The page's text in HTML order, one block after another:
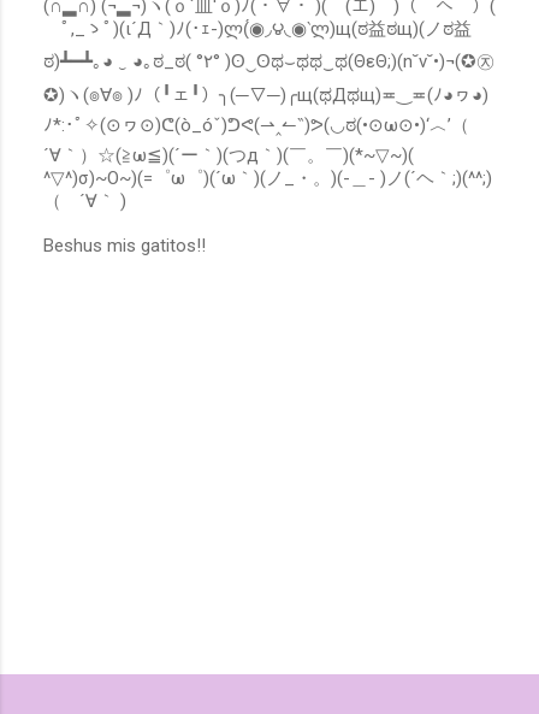
a
o
(∩▂∩) (¬▂¬)ヽ(ｏ`皿′ｏ)ﾉ(・∀・ )(￣(エ)￣)（￣へ￣）(
ﾟ,_ゝﾟ)(ι´Д｀)ﾉ(･ｪ-)ლ(́◉◞౪◟◉‵ლ)щ(ಠ益ಠщ)(ノಠ益
ಠ)┻━┻｡◕ ‿ ◕｡ಠ_ಠ( °٢° )ʘ‿ʘಥ⌣ಥಥ‿ಥ(ΘεΘ;)(n˘v˘•)¬(✪㉨
✪)ヽ(๏∀๏ )ﾉ（╹ェ╹）╮(─▽─)╭щ(ಥДಥщ)≖‿≖(ﾉ◕ヮ◕)
ﾉ*:･ﾟ✧(⊙ヮ⊙)ᕦ(ò_óˇ)ᕤᕙ(⇀‸↼‶)ᕗ(◡ಠ(•⊙ω⊙•)‘︿’（
´∀｀）☆(≧ω≦)(´ー｀)(つд｀)(￣。￣)(*~▽~)(
^▽^)σ)~O~)(=゜ω゜)(´ω｀)(ノ_・。)(-＿- )ノ(´ヘ｀;)(^^;)
（ ´∀｀ )
Beshus mis gatitos!!